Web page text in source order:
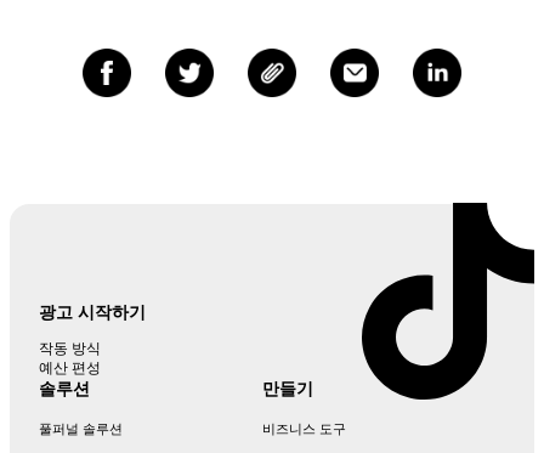
광고 시작하기
작동 방식
예산 편성
솔루션
풀퍼널 솔루션
만들기
비즈니스 도구